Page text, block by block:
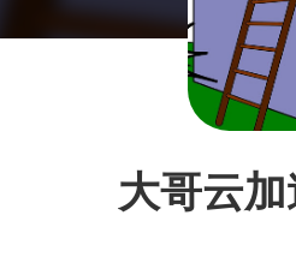
大哥云